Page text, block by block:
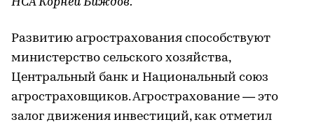
Развитию агрострахования способствуют
министерство сельского хозяйства,
Центральный банк и Национальный союз
агростраховщиков. Агрострахование ― это
залог движения инвестиций, как отметил